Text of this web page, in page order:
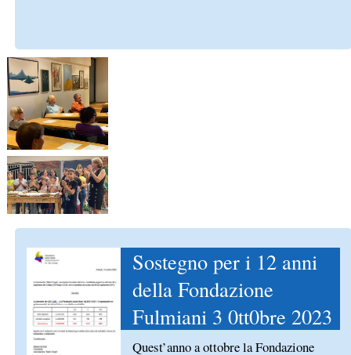
Sostegno per i 12 anni
della Fondazione
Fulmiani 3 0tt0bre 2023
Quest’anno a ottobre la Fondazione